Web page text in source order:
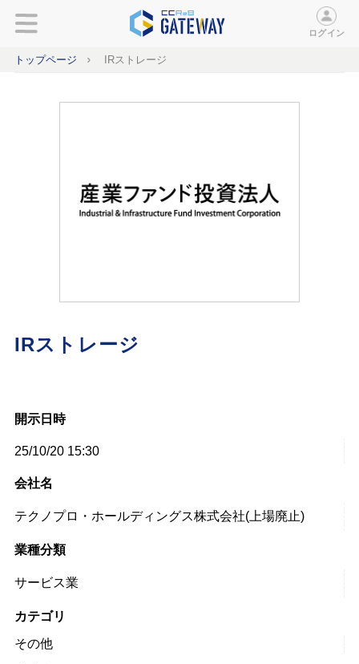
ログイン
トップページ IRストレージ
IRストレージ
開示日時
25/10/20 15:30
会社名
テクノプロ・ホールディングス株式会社(上場廃止)
業種分類
サービス業
カテゴリ
その他